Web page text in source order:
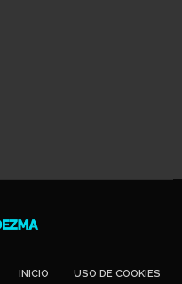
INICIO USO DE COOKIES